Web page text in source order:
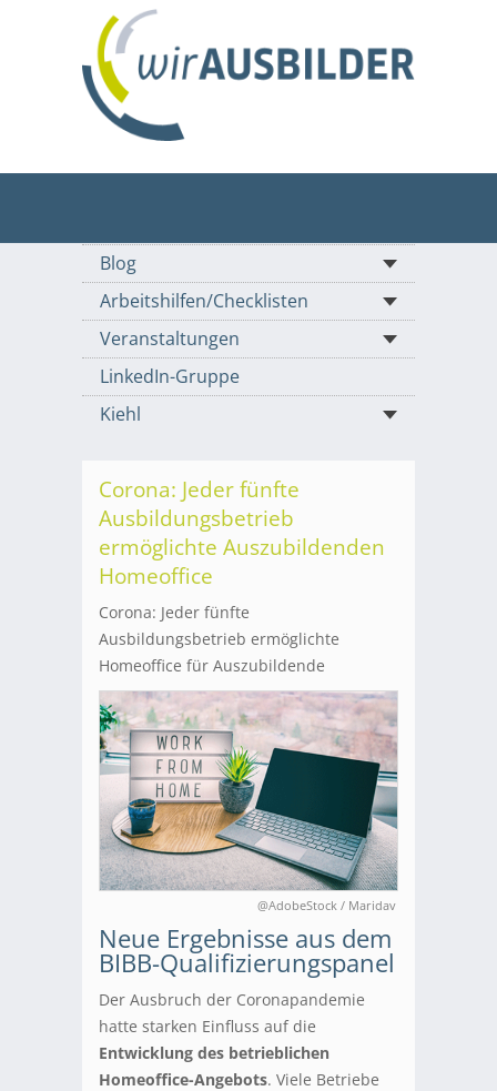
Blog
Arbeitshilfen/Checklisten
Veranstaltungen
LinkedIn-Gruppe
Kiehl
Corona: Jeder fünfte
Ausbildungsbetrieb
ermöglichte Auszubildenden
Homeoffice
Corona: Jeder fünfte
Ausbildungsbetrieb ermöglichte
Homeoffice für Auszubildende
@AdobeStock / Maridav
Neue Ergebnisse aus dem
BIBB-Qualifizierungspanel
Der Ausbruch der Coronapandemie
hatte starken Einfluss auf die
Entwicklung des betrieblichen
Homeoffice-Angebots. Viele Betriebe